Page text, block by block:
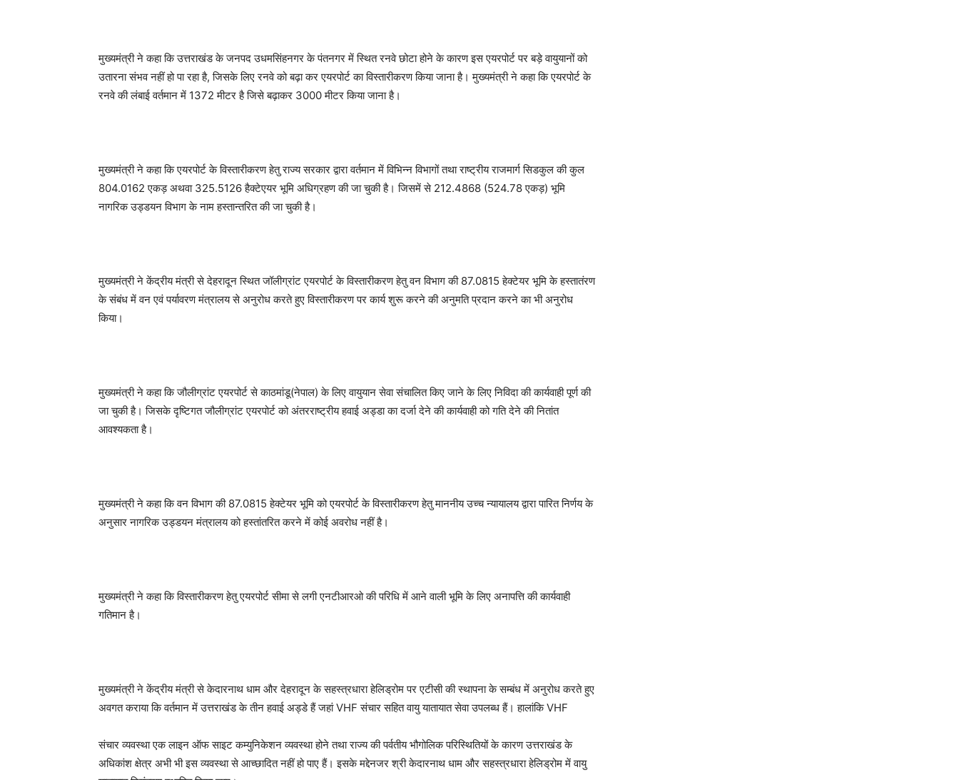
मुख्यमंत्री ने कहा कि उत्तराखंड के जनपद उधमसिंहनगर के पंतनगर में स्थित रनवे छोटा होने के कारण इस एयरपोर्ट पर बड़े वायुयानों को
उतारना संभव नहीं हो पा रहा है, जिसके लिए रनवे को बढ़ा कर एयरपोर्ट का विस्तारीकरण किया जाना है। मुख्यमंत्री ने कहा कि एयरपोर्ट के
रनवे की लंबाई वर्तमान में 1372 मीटर है जिसे बढ़ाकर 3000 मीटर किया जाना है।
मुख्यमंत्री ने कहा कि एयरपोर्ट के विस्तारीकरण हेतु राज्य सरकार द्वारा वर्तमान में विभिन्न विभागों तथा राष्ट्रीय राजमार्ग सिडकुल की कुल
804.0162 एकड़ अथवा 325.5126 हैक्टेएयर भूमि अधिग्रहण की जा चुकी है। जिसमें से 212.4868 (524.78 एकड़) भूमि
नागरिक उड्डयन विभाग के नाम हस्तान्तरित की जा चुकी है।
मुख्यमंत्री ने केंद्रीय मंत्री से देहरादून स्थित जॉलीग्रांट एयरपोर्ट के विस्तारीकरण हेतु वन विभाग की 87.0815 हेक्टेयर भूमि के हस्तातंरण
के संबंध में वन एवं पर्यावरण मंत्रालय से अनुरोध करते हुए विस्तारीकरण पर कार्य शुरू करने की अनुमति प्रदान करने का भी अनुरोध
किया।
मुख्यमंत्री ने कहा कि जौलीग्रांट एयरपोर्ट से काठमांडू(नेपाल) के लिए वायुयान सेवा संचालित किए जाने के लिए निविदा की कार्यवाही पूर्ण की
जा चुकी है। जिसके दृष्टिगत जौलीग्रांट एयरपोर्ट को अंतरराष्ट्रीय हवाई अड्डा का दर्जा देने की कार्यवाही को गति देने की नितांत
आवश्यकता है।
मुख्यमंत्री ने कहा कि वन विभाग की 87.0815 हेक्टेयर भूमि को एयरपोर्ट के विस्तारीकरण हेतु माननीय उच्च न्यायालय द्वारा पारित निर्णय के
अनुसार नागरिक उड्डयन मंत्रालय को हस्तांतरित करने में कोई अवरोध नहीं है।
मुख्यमंत्री ने कहा कि विस्तारीकरण हेतु एयरपोर्ट सीमा से लगी एनटीआरओ की परिधि में आने वाली भूमि के लिए अनापत्ति की कार्यवाही
गतिमान है।
मुख्यमंत्री ने केंद्रीय मंत्री से केदारनाथ धाम और देहरादून के सहस्त्रधारा हेलिड्रोम पर एटीसी की स्थापना के सम्बंध में अनुरोध करते हुए
अवगत कराया कि वर्तमान में उत्तराखंड के तीन हवाई अड्डे हैं जहां VHF संचार सहित वायु यातायात सेवा उपलब्ध हैं। हालांकि VHF
संचार व्यवस्था एक लाइन ऑफ साइट कम्युनिकेशन व्यवस्था होने तथा राज्य की पर्वतीय भौगोलिक परिस्थितियों के कारण उत्तराखंड के
अधिकांश क्षेत्र अभी भी इस व्यवस्था से आच्छादित नहीं हो पाए हैं। इसके मद्देनजर श्री केदारनाथ धाम और सहस्त्रधारा हेलिड्रोम में वायु